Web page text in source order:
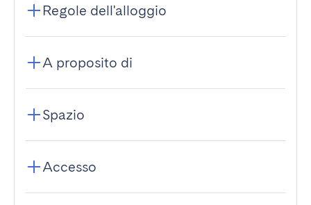
Regole dell'alloggio
A proposito di
Spazio
Accesso